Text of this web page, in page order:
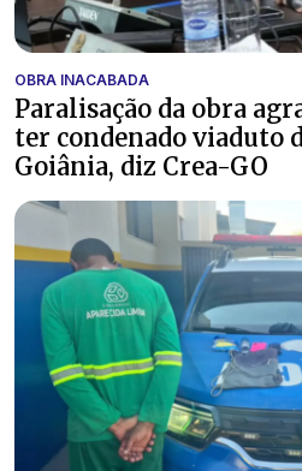
OBRA INACABADA
Paralisação da obra
ter condenado viaduto
Goiânia, diz Crea-GO